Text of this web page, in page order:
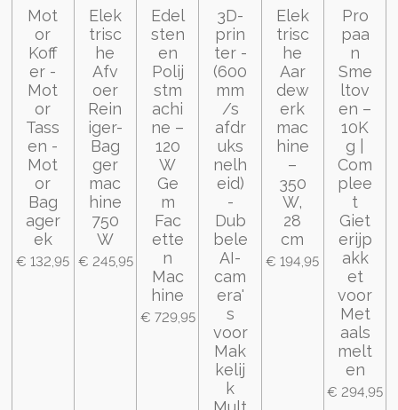
Mot
or
Koff
er -
Mot
or
Tass
en -
Mot
or
Bag
ager
ek
€ 132,95
Elek
trisc
he
Afv
oer
Rein
iger-
Bag
ger
mac
hine
750
W
€ 245,95
Edel
sten
en
Polij
stm
achi
ne –
120
W
Ge
m
Fac
ette
n
Mac
hine
€ 729,95
3D-
prin
ter -
(600
mm
/s
afdr
uks
nelh
eid)
-
Dub
bele
AI-
cam
era'
s
voor
Mak
kelij
k
Elek
trisc
he
Aar
dew
erk
mac
hine
–
350
W,
28
cm
€ 194,95
Pro
paa
n
Sme
ltov
en –
10K
g |
Com
plee
t
Giet
erijp
akk
et
voor
Met
aals
melt
en
€ 294,95